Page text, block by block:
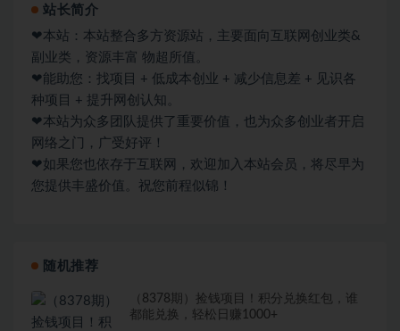
站长简介
❤本站：本站整合多方资源站，主要面向互联网创业类&
副业类，资源丰富 物超所值。
❤能助您：找项目 + 低成本创业 + 减少信息差 + 见识各
种项目 + 提升网创认知。
❤本站为众多团队提供了重要价值，也为众多创业者开启
网络之门，广受好评！
❤如果您也依存于互联网，欢迎加入本站会员，将尽早为
您提供丰盛价值。祝您前程似锦！
随机推荐
（8378期）捡钱项目！积分兑换红包，谁
都能兑换，轻松日赚1000+